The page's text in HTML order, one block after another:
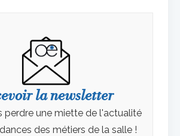
la newsletter
perdre une miette de l'actualité
des métiers de la salle !